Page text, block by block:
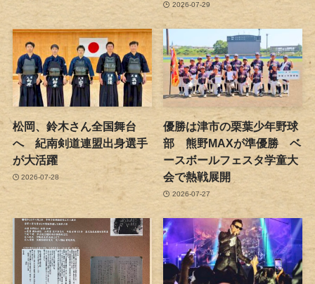
2026-07-29
松岡、鈴木さん全国舞台
へ 紀南剣道連盟出身選手
が大活躍
2026-07-28
優勝は津市の栗葉少年野球
部 熊野MAXが準優勝 ベ
ースボールフェスタ学童大
会で熱戦展開
2026-07-27